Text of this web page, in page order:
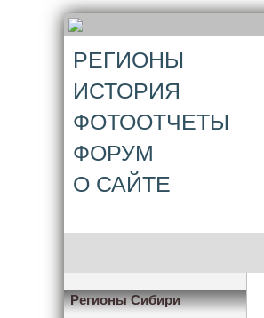
РЕГИОНЫ
ИСТОРИЯ
ФОТООТЧЕТЫ
ФОРУМ
О САЙТЕ
Регионы Сибири